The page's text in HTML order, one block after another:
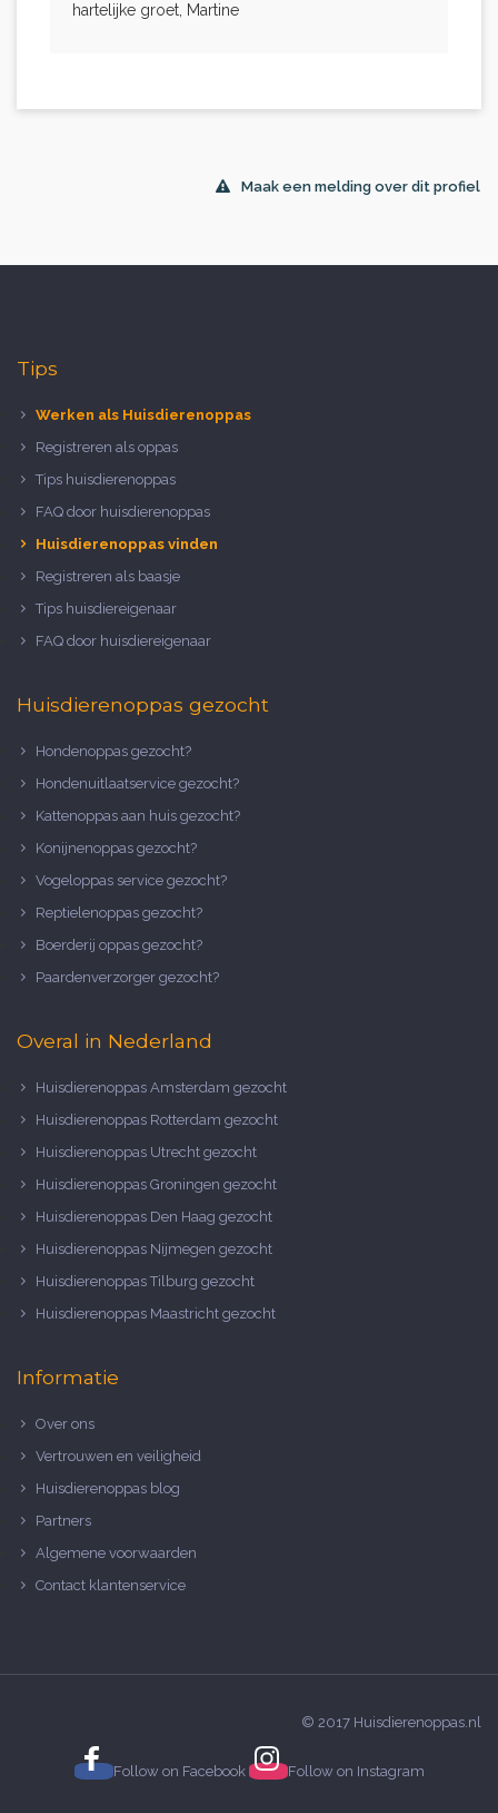
hartelijke groet, Martine
Maak een melding over dit profiel
Tips
Werken als Huisdierenoppas
Registreren als oppas
Tips huisdierenoppas
FAQ door huisdierenoppas
Huisdierenoppas vinden
Registreren als baasje
Tips huisdiereigenaar
FAQ door huisdiereigenaar
Huisdierenoppas gezocht
Hondenoppas gezocht?
Hondenuitlaatservice gezocht?
Kattenoppas aan huis gezocht?
Konijnenoppas gezocht?
Vogeloppas service gezocht?
Reptielenoppas gezocht?
Boerderij oppas gezocht?
Paardenverzorger gezocht?
Overal in Nederland
Huisdierenoppas Amsterdam gezocht
Huisdierenoppas Rotterdam gezocht
Huisdierenoppas Utrecht gezocht
Huisdierenoppas Groningen gezocht
Huisdierenoppas Den Haag gezocht
Huisdierenoppas Nijmegen gezocht
Huisdierenoppas Tilburg gezocht
Huisdierenoppas Maastricht gezocht
Informatie
Over ons
Vertrouwen en veiligheid
Huisdierenoppas blog
Partners
Algemene voorwaarden
Contact klantenservice
© 2017 Huisdierenoppas.nl
Follow on Facebook Follow on Instagram